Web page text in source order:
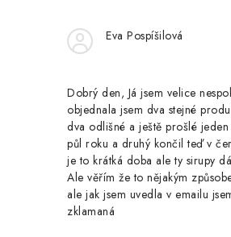
Eva Pospíšilová
Dobrý den, Já jsem velice
objednala jsem dva stejné
dva odlišné a ještě prošlé
půl roku a druhý končil teď v
je to krátká doba ale ty sirupy
Ale věřím že to nějakým
ale jak jsem uvedla v emailu
zklamaná